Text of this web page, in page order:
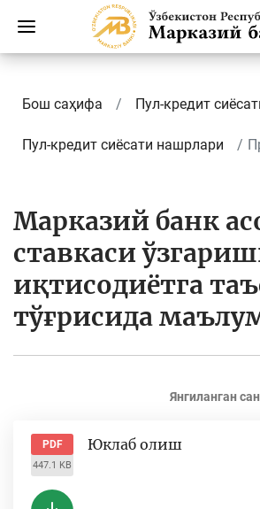
Бош саҳифа Пул-кредит
Пул-кредит сиёсати нашрлари
Марказий банк
ставкаси
иқтисодиётга
тўғрисида
Янгиланган
PDF
447.1 KB
Юклаб олиш